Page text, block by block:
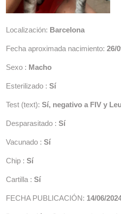
Localización: Barcelona
Fecha aproximada nacimiento: 26/
Sexo : Macho
Esterilizado : Sí
Test (text): Sí, negativo a FIV y Leu
Desparasitado : Sí
Vacunado : Sí
Chip : Sí
Cartilla : Sí
FECHA PUBLICACIÓN: 14/06/